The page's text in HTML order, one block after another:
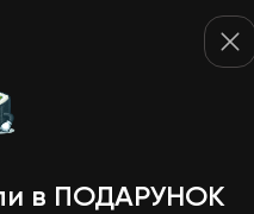
Дуже смачний сет
в ПОДАРУНОК